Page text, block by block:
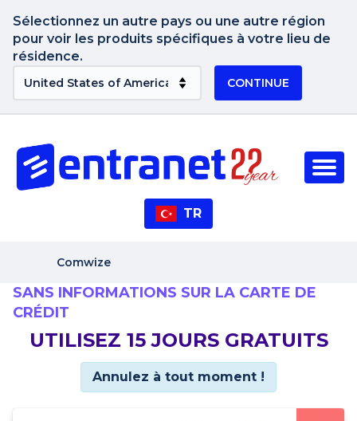
Sélectionnez un autre pays ou une autre région
pour voir les produits spécifiques à votre lieu de
résidence.
CONTINUE
TR
Comwize
SANS INFORMATIONS SUR LA CARTE DE
CRÉDIT
UTILISEZ 15 JOURS GRATUITS
Annulez à tout moment !